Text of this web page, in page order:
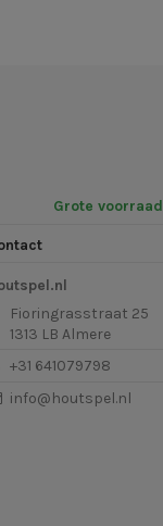
Grote voorraad
Fioringrasstraat 25
1313 LB Almere
+31 641079798
info@houtspel.nl